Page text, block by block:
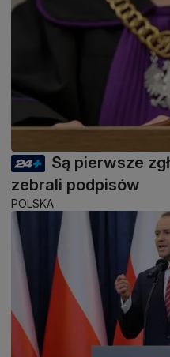
Są pierwsze
zebrali podpisów
POLSKA